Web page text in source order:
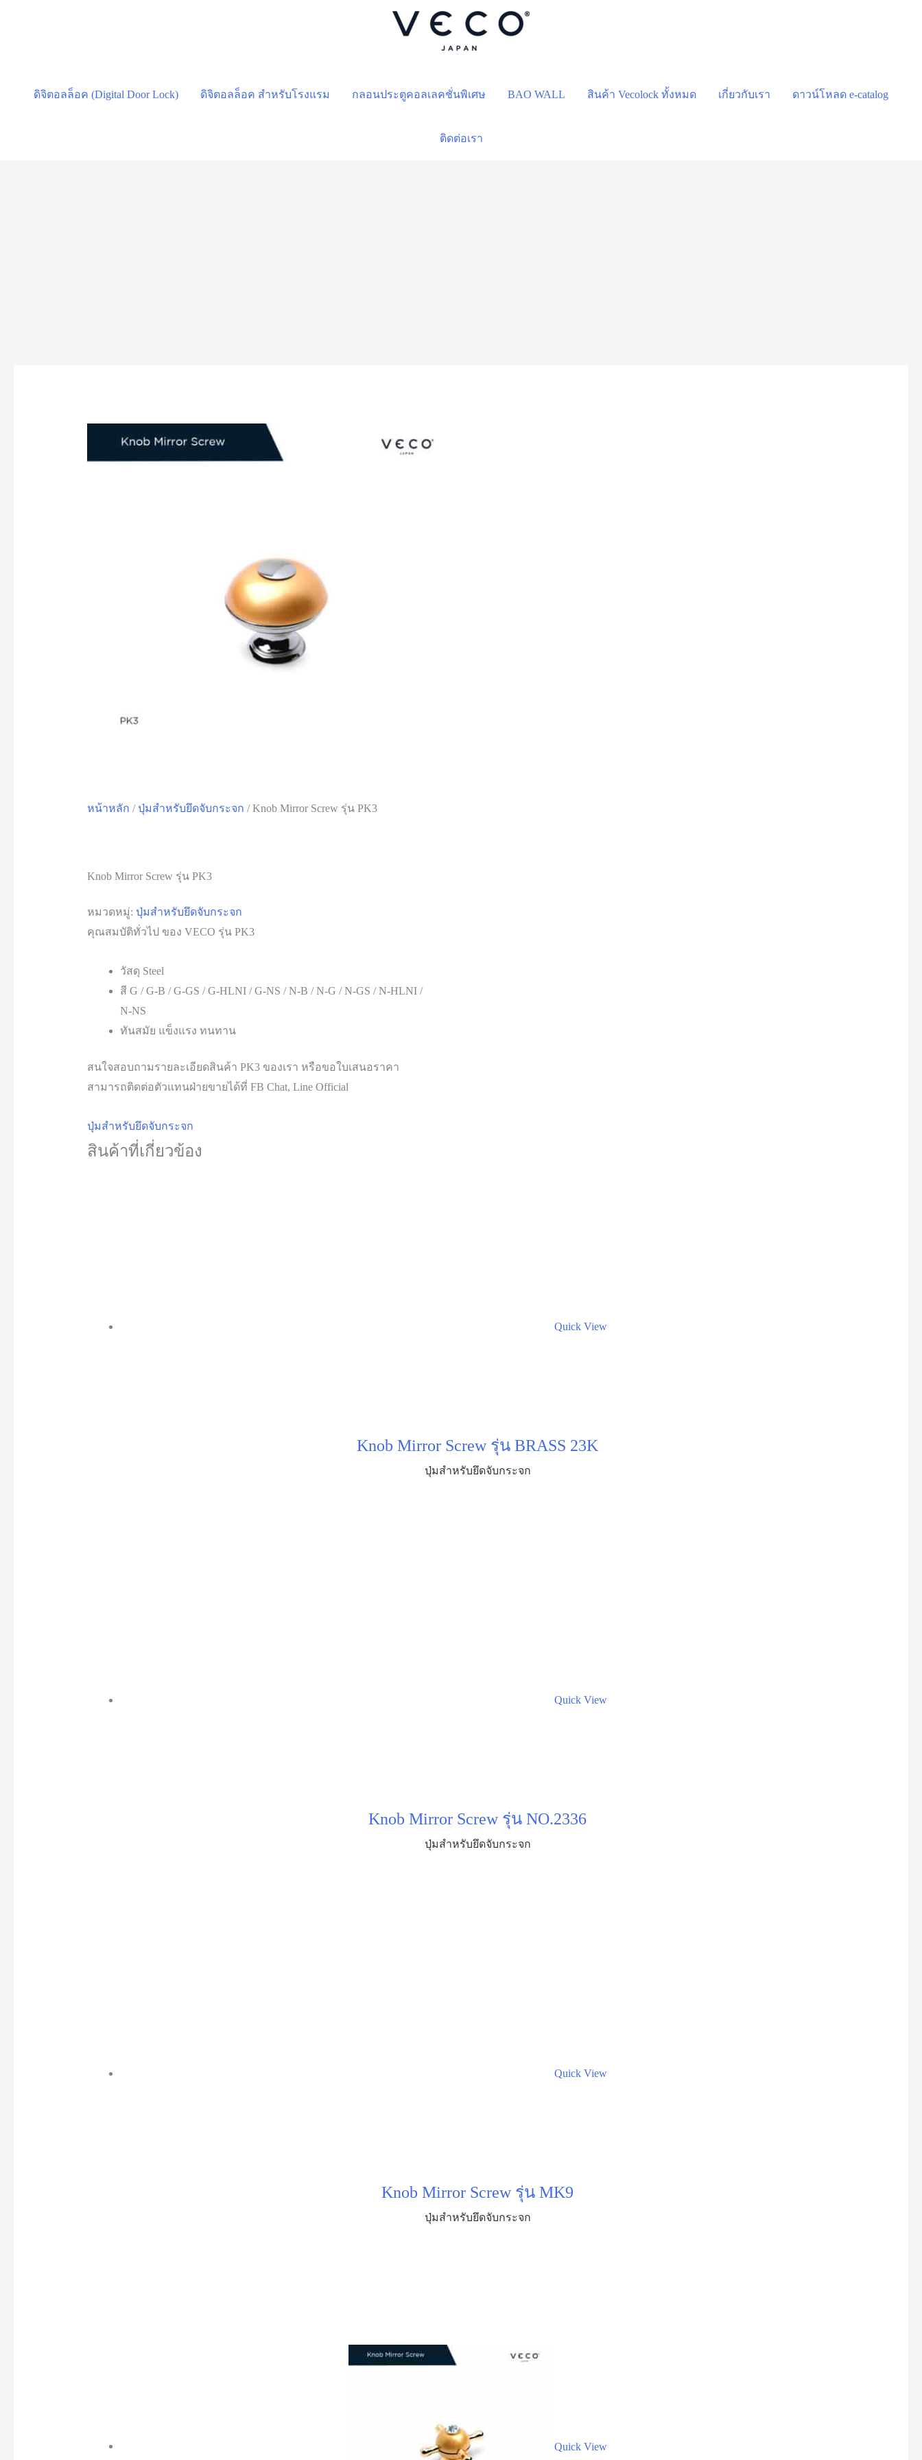
ดิจิตอลล็อค (Digital Door Lock) ดิจิตอลล็อค สำหรับโรงแรม กลอนประตูคอลเลคชั่นพิเศษ BAO WALL สินค้า Vecolock ทั้งหมด เกี่ยวกับเรา ดาวน์โหลด e-catalog
ติดต่อเรา
หน้าหลัก /ปุ่มสำหรับยึดจับกระจก / Knob Mirror Screw รุ่น PK3
Knob Mirror Screw รุ่น PK3
หมวดหมู่: ปุ่มสำหรับยึดจับกระจก
คุณสมบัติทั่วไป ของ VECO รุ่น PK3
วัสดุ Steel
สี G / G-B / G-GS / G-HLNI / G-NS / N-B / N-G / N-GS / N-HLNI /
N-NS
ทันสมัย แข็งแรง ทนทาน
สนใจสอบถามรายละเอียดสินค้า PK3 ของเรา หรือขอใบเสนอราคา
สามารถติดต่อตัวแทนฝ่ายขายได้ที่ FB Chat, Line Official
ปุ่มสำหรับยึดจับกระจก
สินค้าที่เกี่ยวข้อง
Quick View
Knob Mirror Screw รุ่น BRASS 23K
ปุ่มสำหรับยึดจับกระจก
Quick View
Knob Mirror Screw รุ่น NO.2336
ปุ่มสำหรับยึดจับกระจก
Quick View
Knob Mirror Screw รุ่น MK9
ปุ่มสำหรับยึดจับกระจก
Quick View